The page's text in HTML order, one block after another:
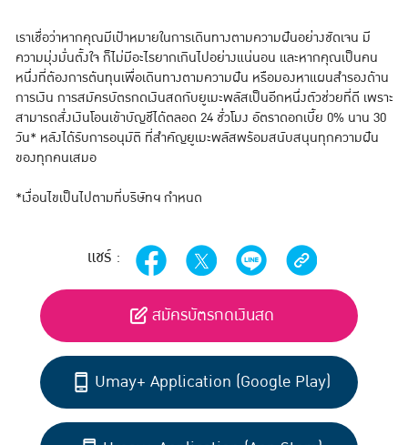
เราเชื่อว่าหากคุณมีเป้าหมายในการเดินทางตามความฝันอย่างชัดเจน มี
ความมุ่งมั่นตั้งใจ ก็ไม่มีอะไรยากเกินไปอย่างแน่นอน และหากคุณเป็นคน
หนึ่งที่ต้องการต้นทุนเพื่อเดินทางตามความฝัน หรือมองหาแผนสำรองด้าน
การเงิน การสมัครบัตรกดเงินสดกับยูเมะพลัสเป็นอีกหนึ่งตัวช่วยที่ดี เพราะ
สามารถสั่งเงินโอนเข้าบัญชีได้ตลอด 24 ชั่วโมง อัตราดอกเบี้ย 0% นาน 30
วัน* หลังได้รับการอนุมัติ ที่สำคัญยูเมะพลัสพร้อมสนับสนุนทุกความฝัน
ของทุกคนเสมอ
*เงื่อนไขเป็นไปตามที่บริษัทฯ กำหนด
แชร์ :
สมัครบัตรกดเงินสด
Umay+ Application (Google Play)